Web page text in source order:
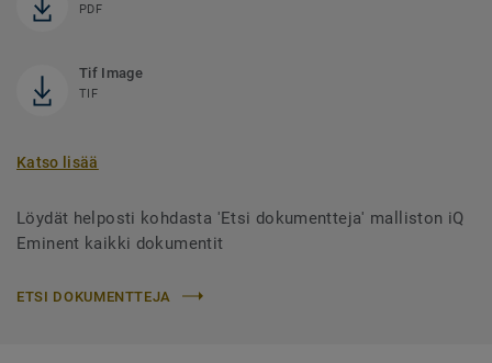
PDF
Tif Image
TIF
Katso lisää
Löydät helposti kohdasta 'Etsi dokumentteja' malliston iQ
Eminent kaikki dokumentit
ETSI DOKUMENTTEJA